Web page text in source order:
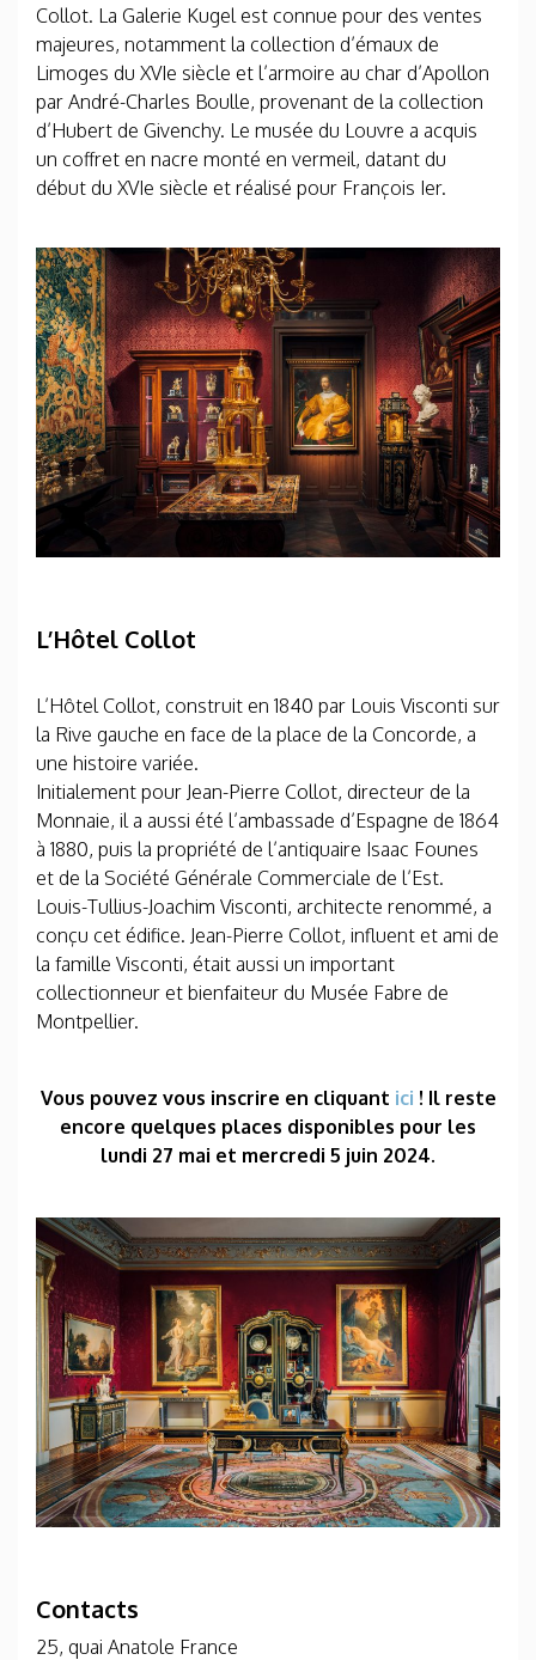
Collot. La Galerie Kugel est connue pour des ventes
majeures, notamment la collection d’émaux de
Limoges du XVIe siècle et l’armoire au char d’Apollon
par André-Charles Boulle, provenant de la collection
d’Hubert de Givenchy. Le musée du Louvre a acquis
un coffret en nacre monté en vermeil, datant du
début du XVIe siècle et réalisé pour François Ier.
L’Hôtel Collot
L’Hôtel Collot, construit en 1840 par Louis Visconti sur
la Rive gauche en face de la place de la Concorde, a
une histoire variée.
Initialement pour Jean-Pierre Collot, directeur de la
Monnaie, il a aussi été l’ambassade d’Espagne de 1864
à 1880, puis la propriété de l’antiquaire Isaac Founes
et de la Société Générale Commerciale de l’Est.
Louis-Tullius-Joachim Visconti, architecte renommé, a
conçu cet édifice. Jean-Pierre Collot, influent et ami de
la famille Visconti, était aussi un important
collectionneur et bienfaiteur du Musée Fabre de
Montpellier.
Vous pouvez vous inscrire en cliquant ici ! Il reste
encore quelques places disponibles pour les
lundi 27 mai et mercredi 5 juin 2024.
Contacts
25, quai Anatole France